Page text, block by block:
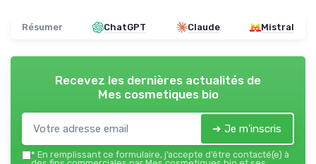
Résumer ChatGPT Claude Mistral
Recevez les dernières actualités de
Mes cosmetiques bio
➔ Je m'inscris
* En remplissant ce formulaire, j’accepte d’être contacté(e) à